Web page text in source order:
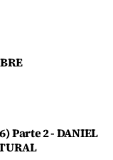
Parte 2 - DANIEL